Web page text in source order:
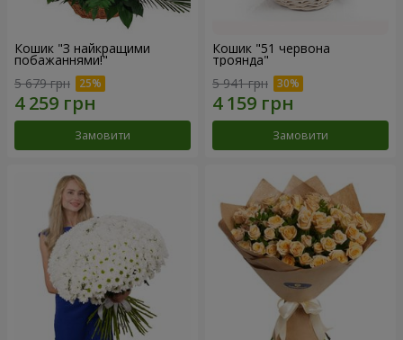
Кошик "З найкращими
побажаннями!"
5 679 грн
Замовити
Кошик "51 червона
троянда"
5 941 грн
Замовити